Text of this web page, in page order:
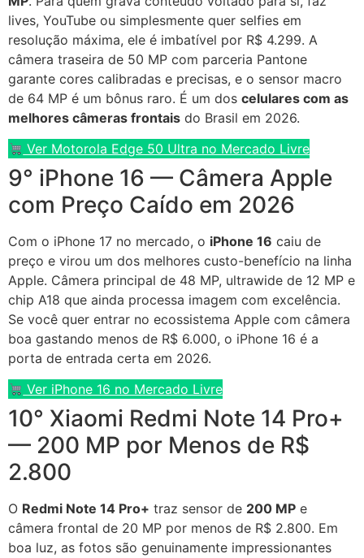
lives, YouTube ou simplesmente quer selfies em
resolução máxima, ele é imbatível por R$ 4.299. A
câmera traseira de 50 MP com parceria Pantone
garante cores calibradas e precisas, e o sensor macro
de 64 MP é um bônus raro. É um dos celulares com as
melhores câmeras frontais do Brasil em 2026.
Ver Motorola Edge 50 Ultra no Mercado Livre
9° iPhone 16 — Câmera Apple
com Preço Caído em 2026
Com o iPhone 17 no mercado, o iPhone 16 caiu de
preço e virou um dos melhores custo-benefício na linha
Apple. Câmera principal de 48 MP, ultrawide de 12 MP e
chip A18 que ainda processa imagem com excelência.
Se você quer entrar no ecossistema Apple com câmera
boa gastando menos de R$ 6.000, o iPhone 16 é a
porta de entrada certa em 2026.
Ver iPhone 16 no Mercado Livre
10° Xiaomi Redmi Note 14 Pro+
— 200 MP por Menos de R$
2.800
O Redmi Note 14 Pro+ traz sensor de 200 MP e
câmera frontal de 20 MP por menos de R$ 2.800. Em
boa luz, as fotos são genuinamente impressionantes